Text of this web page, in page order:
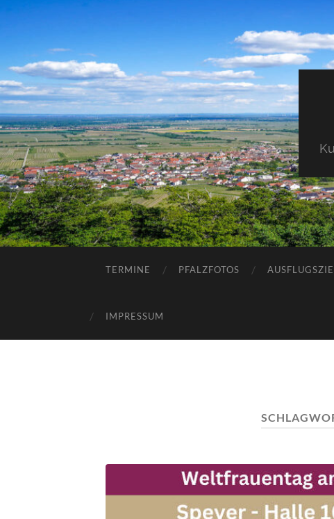
TERMINE PFALZFOTOS
IMPRESSUM